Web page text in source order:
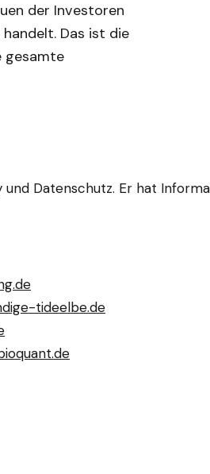
der Investoren
Das ist die
gesamte
Datenschutz. Er hat
tideelbe.de